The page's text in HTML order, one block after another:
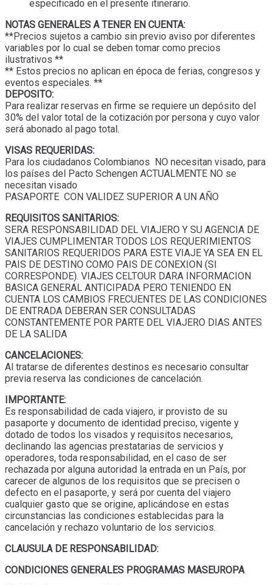
especificado en el presente itinerario.
NOTAS GENERALES A TENER EN CUENTA:
**Precios sujetos a cambio sin previo aviso por diferentes
variables por lo cual se deben tomar como precios
ilustrativos **
** Estos precios no aplican en época de ferias, congresos y
eventos especiales. **
DEPOSITO:
Para realizar reservas en firme se requiere un depósito del
30% del valor total de la cotización por persona y cuyo valor
será abonado al pago total.
VISAS REQUERIDAS:
Para los ciudadanos Colombianos NO necesitan visado, para
los países del Pacto Schengen ACTUALMENTE NO se
necesitan visado
PASAPORTE CON VALIDEZ SUPERIOR A UN AÑO
REQUISITOS SANITARIOS:
SERA RESPONSABILIDAD DEL VIAJERO Y SU AGENCIA DE
VIAJES CUMPLIMENTAR TODOS LOS REQUERIMIENTOS
SANITARIOS REQUERIDOS PARA ESTE VIAJE YA SEA EN EL
PAIS DE DESTINO COMO PAIS DE CONEXION (SI
CORRESPONDE). VIAJES CELTOUR DARA INFORMACION
BASICA GENERAL ANTICIPADA PERO TENIENDO EN
CUENTA LOS CAMBIOS FRECUENTES DE LAS CONDICIONES
DE ENTRADA DEBERAN SER CONSULTADAS
CONSTANTEMENTE POR PARTE DEL VIAJERO DIAS ANTES
DE LA SALIDA
CANCELACIONES:
Al tratarse de diferentes destinos es necesario consultar
previa reserva las condiciones de cancelación.
IMPORTANTE:
Es responsabilidad de cada viajero, ir provisto de su
pasaporte y documento de identidad preciso, vigente y
dotado de todos los visados y requisitos necesarios,
declinando las agencias prestatarias de servicios y
operadores, toda responsabilidad, en el caso de ser
rechazada por alguna autoridad la entrada en un País, por
carecer de algunos de los requisitos que se precisen o
defecto en el pasaporte, y será por cuenta del viajero
cualquier gasto que se origine, aplicándose en estas
circunstancias las condiciones establecidas para la
cancelación y rechazo voluntario de los servicios.
CLAUSULA DE RESPONSABILIDAD:
CONDICIONES GENERALES PROGRAMAS MASEUROPA